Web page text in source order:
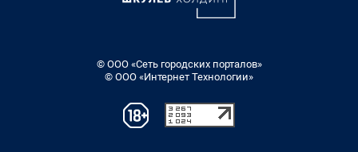
© ООО «Сеть городских порталов»
© ООО «Интернет Технологии»